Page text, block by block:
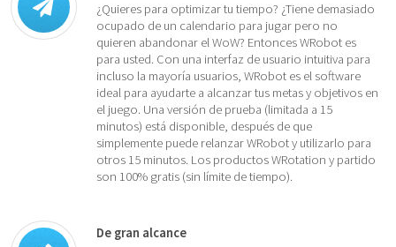
¿Quieres para optimizar tu tiempo? ¿Tiene demasiado
ocupado de un calendario para jugar pero no
quieren abandonar el WoW? Entonces WRobot es
para usted. Con una interfaz de usuario intuitiva para
incluso la mayoría usuarios, WRobot es el software
ideal para ayudarte a alcanzar tus metas y objetivos en
el juego. Una versión de prueba (limitada a 15
minutos) está disponible, después de que
simplemente puede relanzar WRobot y utilizarlo para
otros 15 minutos. Los productos WRotation y partido
son 100% gratis (sin límite de tiempo).
De gran alcance